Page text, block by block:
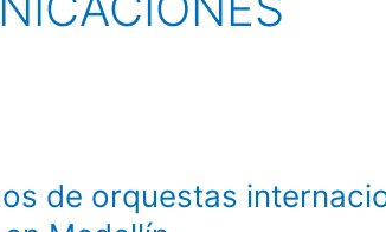
de orquestas